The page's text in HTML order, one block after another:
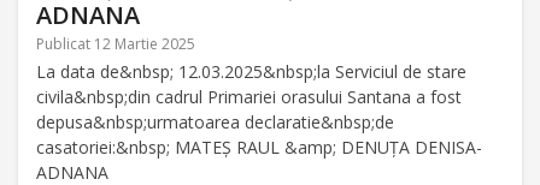
ADNANA
Publicat 12 Martie 2025
La data de&nbsp; 12.03.2025&nbsp;la Serviciul de stare
civila&nbsp;din cadrul Primariei orasului Santana a fost
depusa&nbsp;urmatoarea declaratie&nbsp;de
casatoriei:&nbsp; MATEȘ RAUL &amp; DENUȚA DENISA-
ADNANA